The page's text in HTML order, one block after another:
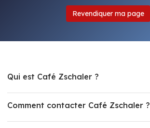
Revendiquer ma page
Qui est Café Zschaler ?
Comment contacter Café Zschaler ?